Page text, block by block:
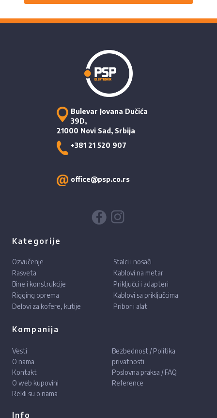
Bulevar Jovana Dučića
39D,
21000 Novi Sad, Srbija
+381 21 520 907
office@psp.co.rs
Kategorije
Ozvučenje
Rasveta
Bine i konstrukcije
Rigging oprema
Delovi za kofere, kutije
Stalci i nosači
Kablovi na metar
Priključci i adapteri
Kablovi sa priključcima
Pribor i alat
Kompanija
Vesti
O nama
Kontakt
O web kupovini
Rekli su o nama
Bezbednost / Politika
privatnosti
Poslovna praksa / FAQ
Reference
Info